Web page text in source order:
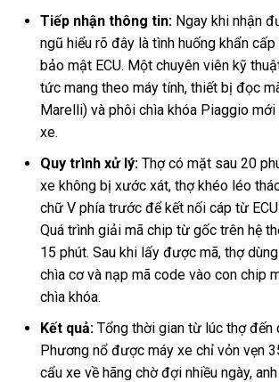
Tiếp nhận thông tin: Ngay khi nhận
ngũ hiểu rõ đây là tình huống khẩn
bảo mật ECU. Một chuyên viên kỹ
tức mang theo máy tính, thiết bị đọc
Marelli) và phôi chìa khóa Piaggio
xe.
Quy trình xử lý: Thợ có mặt sau 20
xe không bị xước xát, thợ khéo léo
chữ V phía trước để kết nối cáp từ
Quá trình giải mã chip từ gốc trên hệ
15 phút. Sau khi lấy được mã, thợ
chìa cơ và nạp mã code vào con chip
chìa khóa.
Kết quả: Tổng thời gian từ lúc thợ đến
Phương nổ được máy xe chỉ vỏn vẹn
cẩu xe về hãng chờ đợi nhiều ngày,